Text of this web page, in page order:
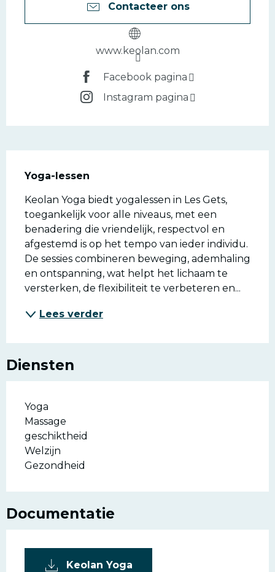
Contacteer ons
www.keolan.com
Facebook pagina
Instagram pagina
Beschrijving
Yoga-lessen
Keolan Yoga biedt yogalessen in Les Gets,
toegankelijk voor alle niveaus, met een
benadering die vriendelijk, respectvol en
afgestemd is op het tempo van ieder individu.
De sessies combineren beweging, ademhaling
en ontspanning, wat helpt het lichaam te
versterken, de flexibiliteit te verbeteren en...
Lees verder
Diensten
Yoga
Massage
geschiktheid
Welzijn
Gezondheid
Documentatie
Keolan Yoga